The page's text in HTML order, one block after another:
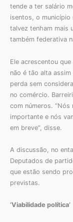
tende a ter salário
isentos, o município
talvez tenham mais
também federativa
Ele acrescentou
não é tão alta
perda sem
no comércio.
com números. “Nós
importante e nós
em breve”, disse.
A discussão, no
Deputados de
que estão sendo
previstas.
‘Viabilidade política’